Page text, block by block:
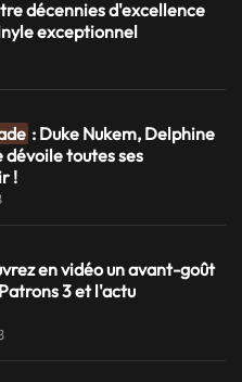
décennies d'excellence
exceptionnel
: Duke Nukem, Delphine
toutes ses
!
en vidéo un avant-goût
3 et l'actu